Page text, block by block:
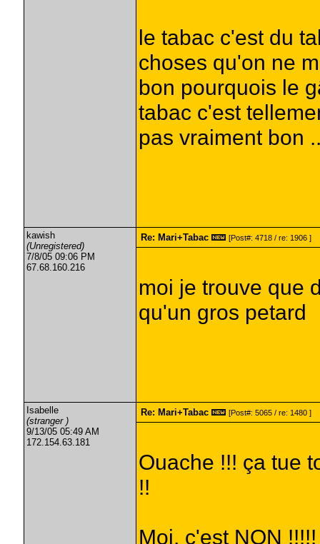
le tabac c'est du
choses qu'on ne
bon pourquois le
tabac c'est
pas vraiment bon
kawish
(Unregistered)
7/8/05 09:06 PM
67.68.160.216
Re: Mari+Tabac [Post#: 4718 / re: 1906 ]
moi je trouve que
qu'un gros petard
Isabelle
(stranger )
9/13/05 05:49 AM
172.154.63.181
Re: Mari+Tabac [Post#: 5065 / re: 1480 ]
Ouache !!! ça tue
!!
Moi, c'est NON